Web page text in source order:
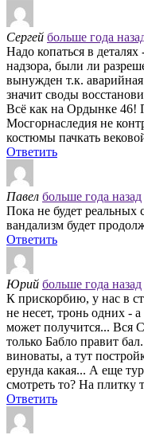
Сергей больше года
Надо копаться в деталях
надзора, были ли
вынужден т.к.
значит своды
Всё как на Ордынке 46!
Мосгорнаследия не
костюмы пачкать
Ответить
Павел больше года назад
Пока не будет реальных
вандализм будет
Ответить
Юрий больше года назад
К прискорбию, у нас в
не несет, тронь одних -
может получится... Вся
только Бабло правит
виноваты, а тут
ерунда какая... А еще
смотреть то? На плитку
Ответить